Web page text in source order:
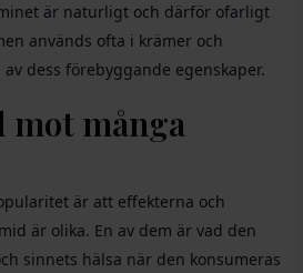
är naturligt och därför ofarligt
används ofta i krämer och
dess förebyggande egenskaper.
många
är att effekterna och
är olika. En av dem är vad den
sinnets hälsa när den konsumeras